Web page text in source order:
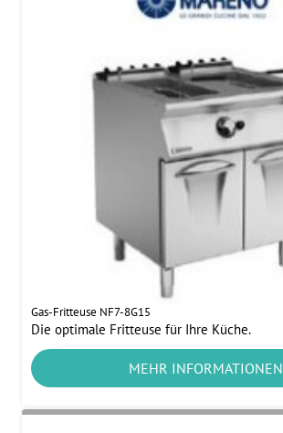
Gas-Fritteuse NF7-8G15
Die optimale Fritteuse für Ihre Küche.
MEHR INFORMATIONEN